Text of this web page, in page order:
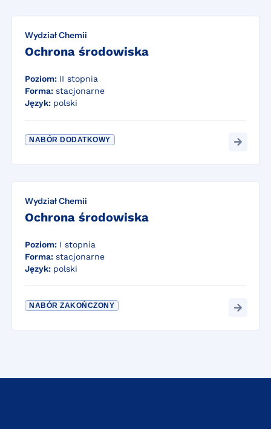
Wydział Chemii
Ochrona środowiska
Poziom: II stopnia
Forma: stacjonarne
Język: polski
NABÓR DODATKOWY
Wydział Chemii
Ochrona środowiska
Poziom: I stopnia
Forma: stacjonarne
Język: polski
NABÓR ZAKOŃCZONY